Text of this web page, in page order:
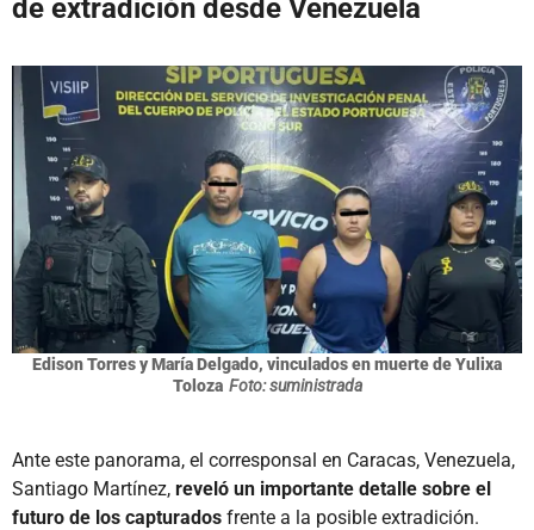
de extradición desde Venezuela
Edison Torres y María Delgado, vinculados en muerte de Yulixa
Toloza Foto: suministrada
Ante este panorama, el corresponsal en Caracas, Venezuela,
Santiago Martínez, reveló un importante detalle sobre el
futuro de los capturados frente a la posible extradición.